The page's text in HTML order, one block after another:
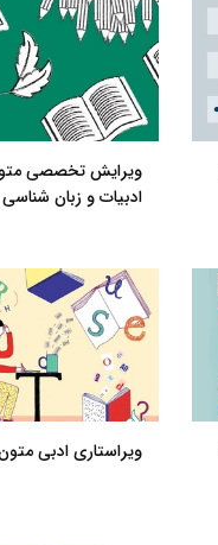
ویرایش تخصصی
ادبیات و زبان شناسی
ویراستاری ادبی